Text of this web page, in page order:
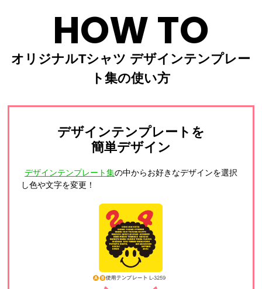
HOW TO
オリジナルTシャツ デザインテンプレー
ト集の使い方
デザインテンプレートを
簡単デザイン
デザインテンプレート集の中からお好きなデザインを選択
し色や文字を変更！